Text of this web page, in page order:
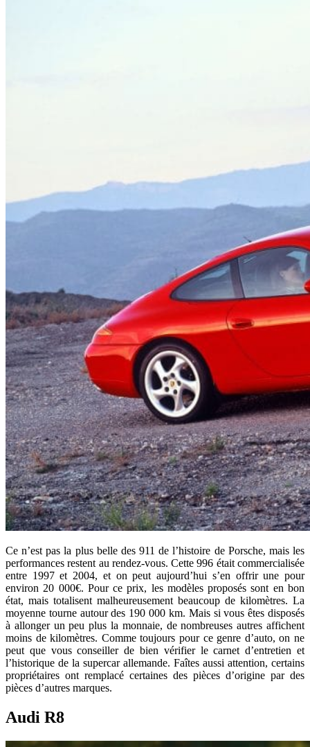
Ce n’est pas la plus belle des 911 de l’histoire de Porsche, mais les
performances restent au rendez-vous. Cette 996 était commercialisée
entre 1997 et 2004, et on peut aujourd’hui s’en offrir une pour
environ 20 000€. Pour ce prix, les modèles proposés sont en bon
état, mais totalisent malheureusement beaucoup de kilomètres. La
moyenne tourne autour des 190 000 km. Mais si vous êtes disposés
à allonger un peu plus la monnaie, de nombreuses autres affichent
moins de kilomètres. Comme toujours pour ce genre d’auto, on ne
peut que vous conseiller de bien vérifier le carnet d’entretien et
l’historique de la supercar allemande. Faîtes aussi attention, certains
propriétaires ont remplacé certaines des pièces d’origine par des
pièces d’autres marques.
Audi R8